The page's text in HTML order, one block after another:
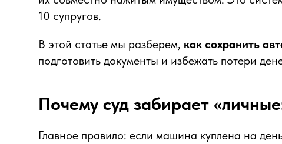
10 супругов.
В этой статье мы разберем, как сохранить
подготовить документы и избежать потери
Почему суд забирает
Главное правило: если машина куплена на